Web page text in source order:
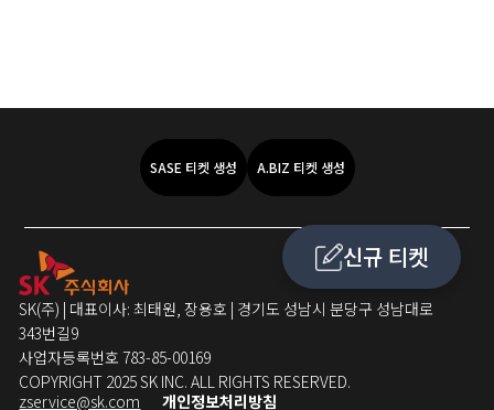
신규 티켓
SASE 티켓 생성 A.BIZ 티켓 생성
SK(주) | 대표이사: 최태원, 장용호 | 경기도 성남시 분당구 성남대로
343번길9
사업자등록번호 783-85-00169
COPYRIGHT 2025 SK INC. ALL RIGHTS RESERVED.
zservice@sk.com
개인정보처리방침